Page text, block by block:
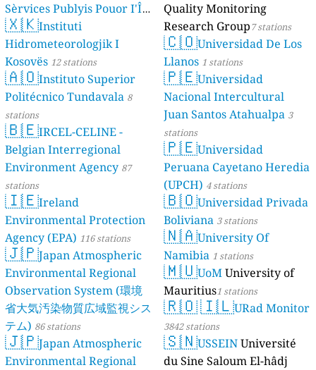
Sèrvices Publyis Pouor I'Île
Dé Jèrri) 2 stations
🇽🇰Instituti
Hidrometeorologjik I
Kosovës 12 stations
🇦🇴Instituto Superior
Politécnico Tundavala 8
stations
🇧🇪IRCEL-CELINE -
Belgian Interregional
Environment Agency 87
stations
🇮🇪Ireland
Environmental Protection
Agency (EPA) 116 stations
🇯🇵Japan Atmospheric
Environmental Regional
Observation System (環境
省大気汚染物質広域監視シス
テム) 86 stations
🇯🇵Japan Atmospheric
Environmental Regional
Quality Monitoring
Research Group7 stations
🇨🇴Universidad De Los
Llanos 1 stations
🇵🇪Universidad
Nacional Intercultural
Juan Santos Atahualpa 3
stations
🇵🇪Universidad
Peruana Cayetano Heredia
(UPCH) 4 stations
🇧🇴Universidad Privada
Boliviana 3 stations
🇳🇦University Of
Namibia 1 stations
🇲🇺UoMUniversity of
Mauritius1 stations
🇷🇴🇮🇱URad Monitor
3842 stations
🇸🇳USSEINUniversité
du Sine Saloum El-hâdj